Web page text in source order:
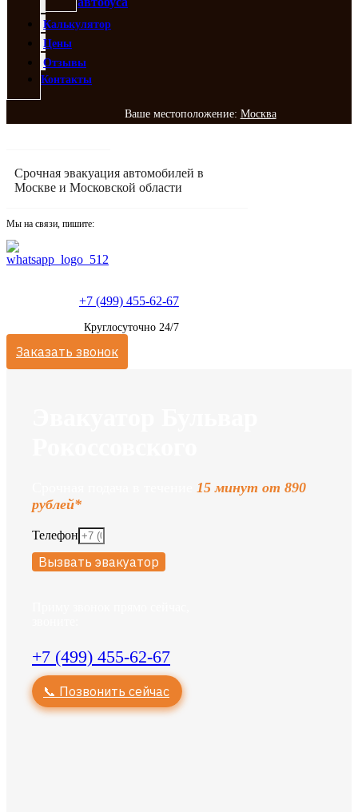
Калькулятор
Цены
Отзывы
Контакты
Ваше местоположение: Москва
Срочная эвакуация автомобилей в
Москве и Московской области
Мы на связи, пишите:
+7 (499) 455-62-67
Круглосуточно 24/7
Заказать звонок
15 минут от 890
рублей*
Телефон
Вызвать эвакуатор
+7 (499) 455-62-67
📞 Позвонить сейчас